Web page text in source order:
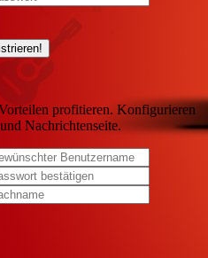
profitieren. Konfigurieren
Nachrichtenseite.